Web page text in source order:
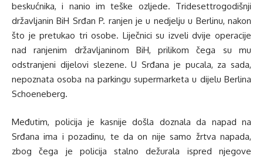
beskućnika, i nanio im teške ozljede. Tridesettrogodišnji
državljanin BiH Srđan P. ranjen je u nedjelju u Berlinu, nakon
što je pretukao tri osobe. Liječnici su izveli dvije operacije
nad ranjenim državljaninom BiH, prilikom čega su mu
odstranjeni dijelovi slezene. U Srđana je pucala, za sada,
nepoznata osoba na parkingu supermarketa u dijelu Berlina
Schoeneberg.
Međutim, policija je kasnije došla doznala da napad na
Srđana ima i pozadinu, te da on nije samo žrtva napada,
zbog čega je policija stalno dežurala ispred njegove